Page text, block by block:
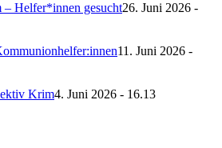
– Helfer*innen gesucht26. Juni 2026 -
11. Juni 2026 -
Krim4. Juni 2026 - 16.13